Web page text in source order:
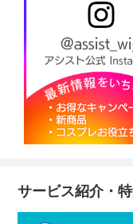
サービス紹介・